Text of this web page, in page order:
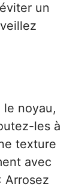
un
le noyau,
les à
texture
avec
Arrosez